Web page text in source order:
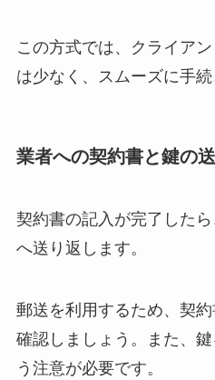
この方式では、クライア
は少なく、スムーズに手続
業者への契約書と鍵の
契約書の記入が完了した
へ送り返します。
郵送を利用するため、契
確認しましょう。また、
う注意が必要です。